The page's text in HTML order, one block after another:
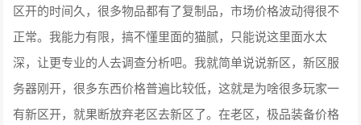
区开的时间久，很多物品都有了复制品，市场价格波动得很不
正常。我能力有限，搞不懂里面的猫腻，只能说这里面水太
深，让更专业的人去调查分析吧。我就简单说说新区，新区服
务器刚开，很多东西价格普遍比较低，这就是为啥很多玩家一
有新区开，就果断放弃老区去新区了。在老区，极品装备价格